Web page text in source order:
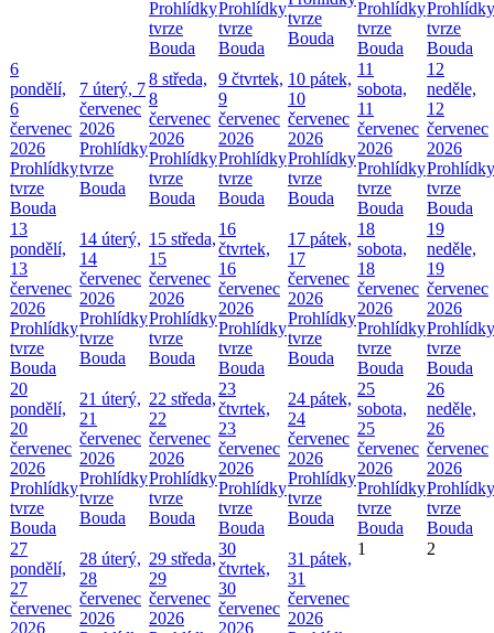
Prohlídky
tvrze
Bouda
Prohlídky
tvrze
Bouda
tvrze
Bouda
Prohlídky
tvrze
Bouda
Prohlídky
tvrze
Bouda
6
pondělí,
6
červenec
2026
Prohlídky
tvrze
Bouda
7 úterý, 7
červenec
2026
Prohlídky
tvrze
Bouda
8 středa,
8
červenec
2026
Prohlídky
tvrze
Bouda
9 čtvrtek,
9
červenec
2026
Prohlídky
tvrze
Bouda
10 pátek,
10
červenec
2026
Prohlídky
tvrze
Bouda
11
sobota,
11
červenec
2026
Prohlídky
tvrze
Bouda
12
neděle,
12
červenec
2026
Prohlídky
tvrze
Bouda
13
pondělí,
13
červenec
2026
Prohlídky
tvrze
Bouda
14 úterý,
14
červenec
2026
Prohlídky
tvrze
Bouda
15 středa,
15
červenec
2026
Prohlídky
tvrze
Bouda
16
čtvrtek,
16
červenec
2026
Prohlídky
tvrze
Bouda
17 pátek,
17
červenec
2026
Prohlídky
tvrze
Bouda
18
sobota,
18
červenec
2026
Prohlídky
tvrze
Bouda
19
neděle,
19
červenec
2026
Prohlídky
tvrze
Bouda
20
pondělí,
20
červenec
2026
Prohlídky
tvrze
Bouda
21 úterý,
21
červenec
2026
Prohlídky
tvrze
Bouda
22 středa,
22
červenec
2026
Prohlídky
tvrze
Bouda
23
čtvrtek,
23
červenec
2026
Prohlídky
tvrze
Bouda
24 pátek,
24
červenec
2026
Prohlídky
tvrze
Bouda
25
sobota,
25
červenec
2026
Prohlídky
tvrze
Bouda
26
neděle,
26
červenec
2026
Prohlídky
tvrze
Bouda
27
pondělí,
27
červenec
2026
28 úterý,
28
červenec
2026
29 středa,
29
červenec
2026
30
čtvrtek,
30
červenec
2026
31 pátek,
31
červenec
2026
1 2